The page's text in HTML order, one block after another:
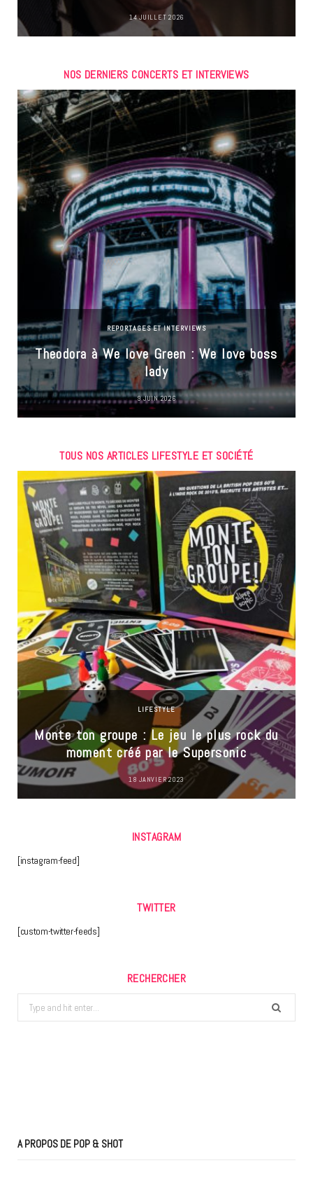
14 JUILLET 2026
NOS DERNIERS CONCERTS ET INTERVIEWS
REPORTAGES ET INTERVIEWS
Theodora à We love Green : We love boss
lady
9 JUIN 2026
TOUS NOS ARTICLES LIFESTYLE ET SOCIÉTÉ
LIFESTYLE
Monte ton groupe : Le jeu le plus rock du
moment créé par le Supersonic
18 JANVIER 2023
INSTAGRAM
[instagram-feed]
TWITTER
[custom-twitter-feeds]
RECHERCHER
Search
for:
A PROPOS DE POP & SHOT